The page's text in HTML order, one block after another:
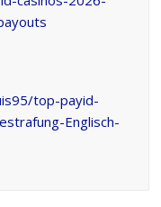
top-payid-
Englisch-